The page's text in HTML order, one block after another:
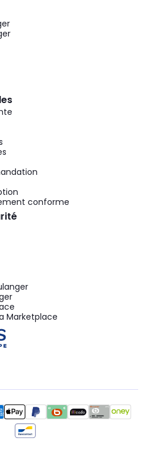
conforme
Marketplace